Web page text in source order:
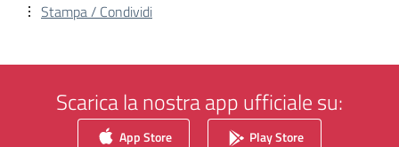
Stampa / Condividi
Scarica la nostra app ufficiale su:
App Store Play Store